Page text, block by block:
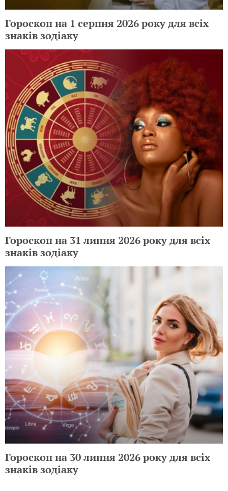
Гороскоп на 1 серпня 2026 року для всіх
знаків зодіаку
Гороскоп на 31 липня 2026 року для всіх
знаків зодіаку
Гороскоп на 30 липня 2026 року для всіх
знаків зодіаку